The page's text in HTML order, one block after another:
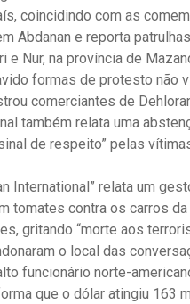
coincidindo com as
Abdanan e reporta
e Nur, na província de
formas de protesto não
comerciantes de
também relata uma
de respeito” pelas
International” relata um
tomates contra os carros
gritando “morte aos
o local das
funcionário norte-
que o dólar atingiu 163